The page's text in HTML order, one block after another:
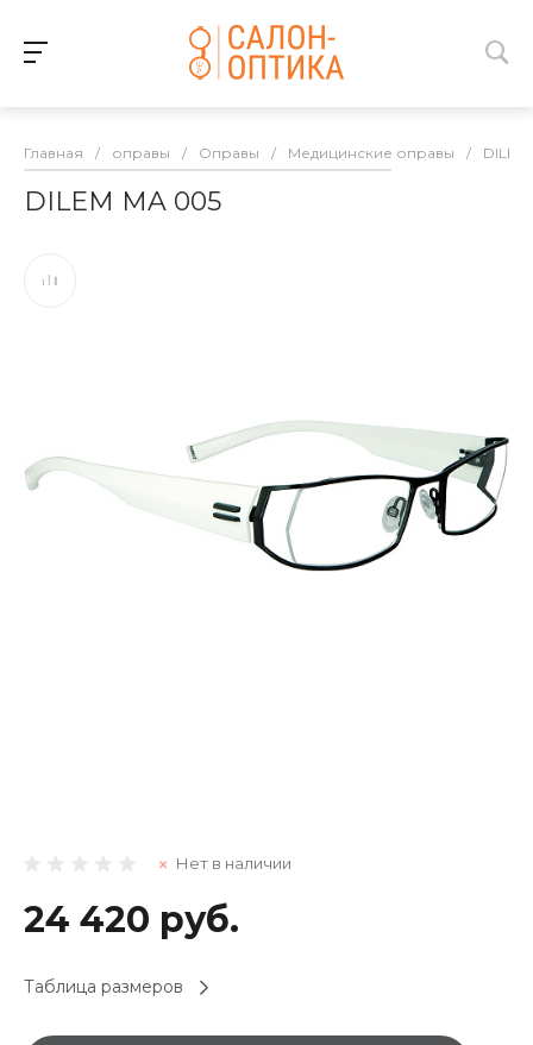
Главная / оправы / Оправы / Медицинские оправы / DILEM
DILEM MA 005
Нет в наличии
24 420 руб.
Таблица размеров